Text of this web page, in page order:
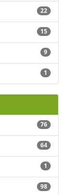
22
15
9
1
76
64
1
98